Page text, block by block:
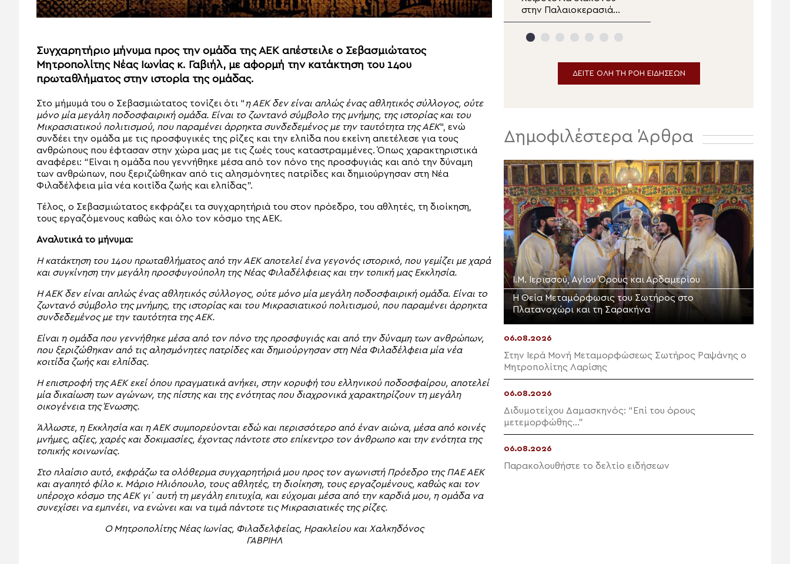
Συγχαρητήριο μήνυμα προς την ομάδα της ΑΕΚ απέστειλε ο Σεβασμιώτατος
Μητροπολίτης Νέας Ιωνίας κ. Γαβιήλ, με αφορμή την κατάκτηση του 14ου
πρωταθλήματος στην ιστορία της ομάδας.
Στο μήμυμά του ο Σεβασμιώτατος τονίζει ότι “ η ΑΕΚ δεν είναι απλώς ένας αθλητικός σύλλογος, ούτε
μόνο μία μεγάλη ποδοσφαιρική ομάδα. Είναι το ζωντανό σύμβολο της μνήμης, της ιστορίας και του
Μικρασιατικού πολιτισμού, που παραμένει άρρηκτα συνδεδεμένος με την ταυτότητα της ΑΕΚ“, ενώ
συνδέει την ομάδα με τις προσφυγικές της ρίζες και την ελπίδα που εκείνη απετέλεσε για τους
ανθρώπους που έφτασαν στην χώρα μας με τις ζωές τους καταστραμμένες. Όπως χαρακτηριστικά
αναφέρει: “Είναι η ομάδα που γεννήθηκε μέσα από τον πόνο της προσφυγιάς και από την δύναμη
των ανθρώπων, που ξεριζώθηκαν από τις αλησμόνητες πατρίδες και δημιούργησαν στη Νέα
Φιλαδέλφεια μία νέα κοιτίδα ζωής και ελπίδας”.
Τέλος, ο Σεβασμιώτατος εκφράζει τα συγχαρητήριά του στον πρόεδρο, του αθλητές, τη διοίκηση,
τους εργαζόμενους καθώς και όλο τον κόσμο της ΑΕΚ.
Αναλυτικά το μήνυμα:
Η κατάκτηση του 14ου πρωταθλήματος από την ΑΕΚ αποτελεί ένα γεγονός ιστορικό, που γεμίζει με χαρά
και συγκίνηση την μεγάλη προσφυγούπολη της Νέας Φιλαδέλφειας και την τοπική μας Εκκλησία.
Η ΑΕΚ δεν είναι απλώς ένας αθλητικός σύλλογος, ούτε μόνο μία μεγάλη ποδοσφαιρική ομάδα. Είναι το
ζωντανό σύμβολο της μνήμης, της ιστορίας και του Μικρασιατικού πολιτισμού, που παραμένει άρρηκτα
συνδεδεμένος με την ταυτότητα της ΑΕΚ.
Είναι η ομάδα που γεννήθηκε μέσα από τον πόνο της προσφυγιάς και από την δύναμη των ανθρώπων,
που ξεριζώθηκαν από τις αλησμόνητες πατρίδες και δημιούργησαν στη Νέα Φιλαδέλφεια μία νέα
κοιτίδα ζωής και ελπίδας.
Η επιστροφή της ΑΕΚ εκεί όπου πραγματικά ανήκει, στην κορυφή του ελληνικού ποδοσφαίρου, αποτελεί
μία δικαίωση των αγώνων, της πίστης και της ενότητας που διαχρονικά χαρακτηρίζουν τη μεγάλη
οικογένεια της Ένωσης.
Άλλωστε, η Εκκλησία και η ΑΕΚ συμπορεύονται εδώ και περισσότερο από έναν αιώνα, μέσα από κοινές
μνήμες, αξίες, χαρές και δοκιμασίες, έχοντας πάντοτε στο επίκεντρο τον άνθρωπο και την ενότητα της
τοπικής κοινωνίας.
Στο πλαίσιο αυτό, εκφράζω τα ολόθερμα συγχαρητήριά μου προς τον αγωνιστή Πρόεδρο της ΠΑΕ ΑΕΚ
και αγαπητό φίλο κ. Μάριο Ηλιόπουλο, τους αθλητές, τη διοίκηση, τους εργαζομένους, καθώς και τον
υπέροχο κόσμο της ΑΕΚ γι᾽ αυτή τη μεγάλη επιτυχία, και εύχομαι μέσα από την καρδιά μου, η ομάδα να
συνεχίσει να εμπνέει, να ενώνει και να τιμά πάντοτε τις Μικρασιατικές της ρίζες.
Ο Μητροπολίτης Νέας Ιωνίας, Φιλαδελφείας, Ηρακλείου και Χαλκηδόνος
ΓΑΒΡΙΗΛ
Εκπρόσωπος στην
ο Αρχιεπίσκοπος
Θυατείρων
στην Παλαιοκερασιά
Φθιώτιδος (ΒΙΝΤΕΟ)
ΔΕΙΤΕ ΟΛΗ ΤΗ ΡΟΗ ΕΙΔΗΣΕΩΝ
Δημοφιλέστερα Άρθρα
Ι.Μ. Ιερισσού, Αγίου Όρους και Αρδαμερίου
Η Θεία Μεταμόρφωσις του Σωτήρος στο
Πλατανοχώρι και τη Σαρακήνα
06.08.2026
Στην Ιερά Μονή Μεταμορφώσεως Σωτήρος Ραψάνης ο
Μητροπολίτης Λαρίσης
06.08.2026
Διδυμοτείχου Δαμασκηνός: “Επί του όρους
μετεμορφώθης…”
06.08.2026
Παρακολουθήστε το δελτίο ειδήσεων